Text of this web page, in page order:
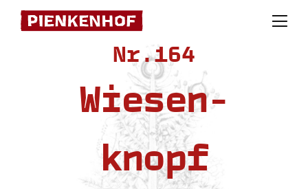
Skip
Nr.164
Wiesen-
knopf